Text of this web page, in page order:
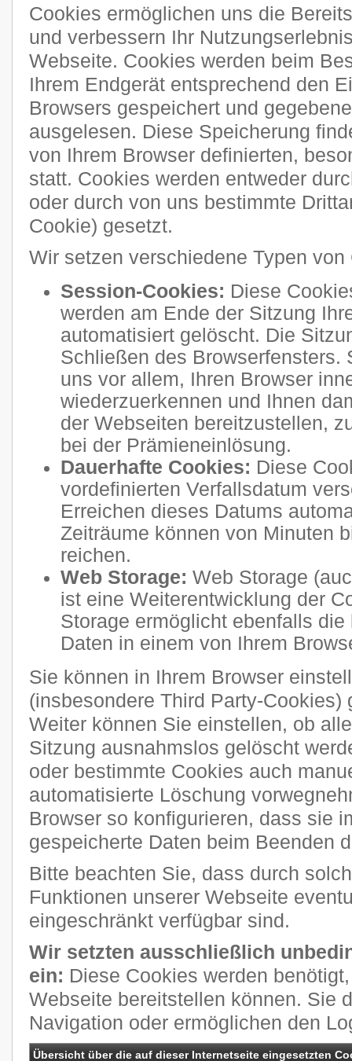
Cookies ermöglichen uns die
und verbessern Ihr
Webseite. Cookies werden beim
Ihrem Endgerät entsprechend den
Browsers gespeichert und
ausgelesen. Diese Speicherung
von Ihrem Browser definierten,
statt. Cookies werden entweder
oder durch von uns bestimmte
Cookie) gesetzt.
Wir setzen verschiedene Typen von
Session-Cookies: Diese
werden am Ende der Sitzung
automatisiert gelöscht. Die
Schließen des Browserfensters.
uns vor allem, Ihren Browser
wiederzuerkennen und Ihnen
der Webseiten bereitzustellen,
bei der Prämieneinlösung.
Dauerhafte Cookies: Diese
vordefinierten Verfallsdatum
Erreichen dieses Datums
Zeiträume können von Minuten
reichen.
Web Storage: Web Storage
ist eine Weiterentwicklung der
Storage ermöglicht ebenfalls
Daten in einem von Ihrem
Sie können in Ihrem Browser
(insbesondere Third Party-Cookies)
Weiter können Sie einstellen, ob
Sitzung ausnahmslos gelöscht
oder bestimmte Cookies auch
automatisierte Löschung
Browser so konfigurieren, dass sie
gespeicherte Daten beim Beenden
Bitte beachten Sie, dass durch
Funktionen unserer Webseite
eingeschränkt verfügbar sind.
Wir setzten ausschließlich
ein: Diese Cookies werden
Webseite bereitstellen können. Sie
Navigation oder ermöglichen den
Übersicht über die auf dieser Internetseite eingesetzten